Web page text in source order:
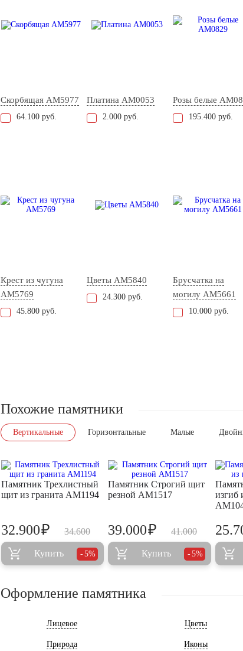
Скорбящая AM5977
64.100 руб.
Платина AM0053
2.000 руб.
Розы белые
195.400 руб.
Крест из чугуна
AM5769
45.800 руб.
Цветы AM5840
24.300 руб.
Брусчатка на
могилу AM5661
10.000 руб.
Похожие памятники
Вертикальные Горизонтальные Малые
Памятник Трехлистный
щит из гранита AM1194
34.600
32.900₽
Купить 5%
Памятник Строгий щит
резной AM1517
41.000
39.000₽
Купить 5%
изгиб
Оформление памятника
Лицевое Цветы
Природа Иконы